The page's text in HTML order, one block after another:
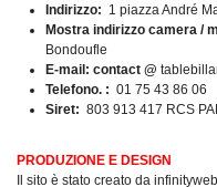
Indirizzo: 1 piazza André
Mostra indirizzo camera /
Bondoufle
E-mail: contact @
Telefono. : 01 75 43 86 06
Siret: 803 913 417 RCS
PRODUZIONE E DESIGN
Il sito è stato creato da